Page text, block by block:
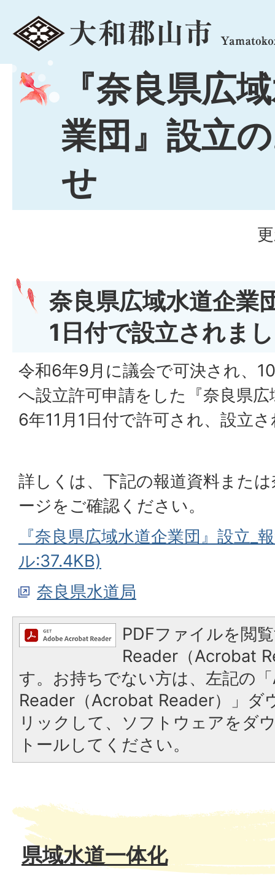
menu
『奈良県広
業団』設立
せ
奈良県広域水道企業
1日付で設立されま
令和6年9月に議会で可決され、
へ設立許可申請をした『奈良県
6年11月1日付で許可され、設立
詳しくは、下記の報道資料また
ージをご確認ください。
『奈良県広域水道企業団』設立_
ル:37.4KB)
奈良県水道局
PDFファイルを閲
Reader（Acrobat
す。お持ちでない方は、左記の
Reader（Acrobat Reader）」ダ
リックして、ソフトウェアをダ
トールしてください。
県域水道一体化